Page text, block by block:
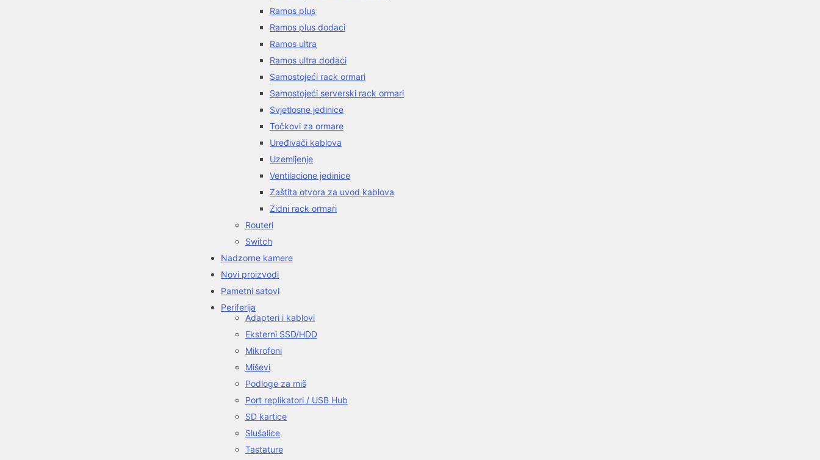
Ramos plus
Ramos plus dodaci
Ramos ultra
Ramos ultra dodaci
Samostojeći rack ormari
Samostojeći serverski rack ormari
Svjetlosne jedinice
Točkovi za ormare
Uređivači kablova
Uzemljenje
Ventilacione jedinice
Zaštita otvora za uvod kablova
Zidni rack ormari
Routeri
Switch
Nadzorne kamere
Novi proizvodi
Pametni satovi
Periferija
Adapteri i kablovi
Eksterni SSD/HDD
Mikrofoni
Miševi
Podloge za miš
Port replikatori / USB Hub
SD kartice
Slušalice
Tastature